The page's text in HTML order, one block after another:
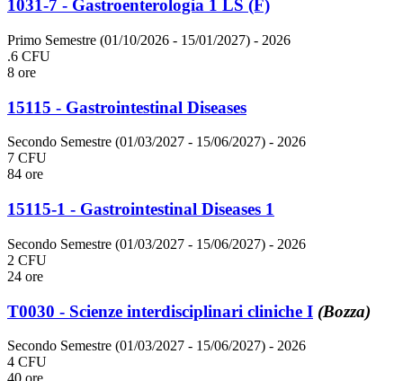
1031-7 - Gastroenterologia 1 LS (F)
Primo Semestre (01/10/2026 - 15/01/2027) - 2026
.6 CFU
8 ore
15115 - Gastrointestinal Diseases
Secondo Semestre (01/03/2027 - 15/06/2027) - 2026
7 CFU
84 ore
15115-1 - Gastrointestinal Diseases 1
Secondo Semestre (01/03/2027 - 15/06/2027) - 2026
2 CFU
24 ore
T0030 - Scienze interdisciplinari cliniche I (Bozza)
Secondo Semestre (01/03/2027 - 15/06/2027) - 2026
4 CFU